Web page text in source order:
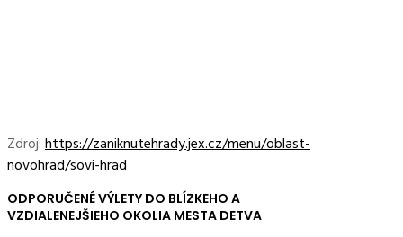
Zdroj:https://zaniknutehrady.jex.cz/menu/oblast-
novohrad/sovi-hrad
ODPORUČENÉ VÝLETY DO BLÍZKEHO A
VZDIALENEJŠIEHO OKOLIA MESTA DETVA